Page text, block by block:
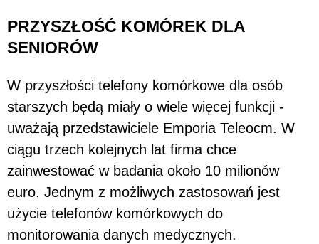
PRZYSZŁOŚĆ KOMÓREK DLA
SENIORÓW
W przyszłości telefony komórkowe dla osób
starszych będą miały o wiele więcej funkcji -
uważają przedstawiciele Emporia Teleocm. W
ciągu trzech kolejnych lat firma chce
zainwestować w badania około 10 milionów
euro. Jednym z możliwych zastosowań jest
użycie telefonów komórkowych do
monitorowania danych medycznych.